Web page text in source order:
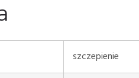
szczepienie